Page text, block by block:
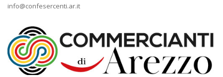
info@confesercenti.ar.it